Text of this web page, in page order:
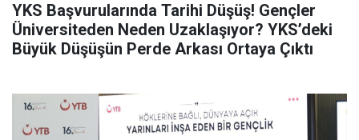
YKS Başvurularında Tarihi Düşüş! Gençler
Üniversiteden Neden Uzaklaşıyor? YKS’deki
Büyük Düşüşün Perde Arkası Ortaya Çıktı